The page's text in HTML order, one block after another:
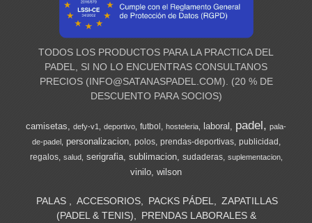
TODOS LOS PRODUCTOS PARA LA PRACTICA DEL
PADEL, SI NO LO ENCUENTRAS CONSULTANOS
PRECIOS (INFO@SATANASPADEL.COM). (20 % DE
DESCUENTO PARA SOCIOS)
camisetas defy-v1 deportivo futbol hosteleria laboral padel
pala-
de-padel
personalizacion polos prendas-deportivas publicidad
regalos
salud serigrafia sublimacion sudaderas suplementacion
vinilo wilson
PALAS ACCESORIOS PACKS PÁDEL
ZAPATILLAS
(PADEL & TENIS)
PRENDAS LABORALES &